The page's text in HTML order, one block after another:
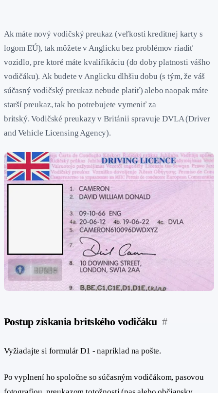
Ak máte nový vodičský preukaz (veľkosti kreditnej karty s
logom EÚ), tak môžete v Anglicku bez problémov riadiť
vozidlo, pre ktoré máte kvalifikáciu (do doby platnosti vášho
vodičáku). Ak budete v Anglicku dlhšiu dobu (s tým, že váš
súčasný vodičský preukaz nebude platiť) alebo naopak máte
starší preukaz, tak ho potrebujete vymeniť za
britský. Vodičské preukazy v Británii spravuje DVLA (Driver
and Vehicle Licensing Agency).
Postup získania britského vodičáku #
Vyžiadajte si formulár D1 - napríklad na pošte.
Po vyplnení ho spoločne so súčasným vodičákom, pasovou